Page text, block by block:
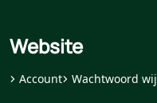
Website
Account Wachtwoord